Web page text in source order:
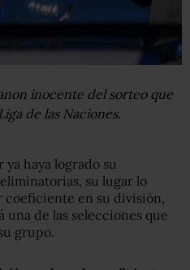
inocente del sorteo que
de las Naciones.
ya haya logrado su
su lugar lo
coeficiente en su división,
una de las selecciones que
grupo.